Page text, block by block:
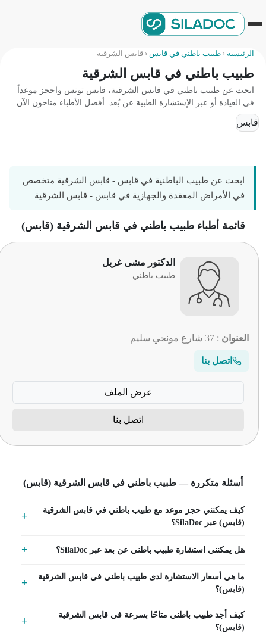
الرئيسية‹طبيب باطني في قابس‹قابس الشرقية
طبيب باطني في قابس الشرقية
ابحث عن طبيب باطني في قابس الشرقية، قابس تونس واحجز موعداً
في العيادة أو عبر الإستشارة الطبية عن بُعد. أفضل الأطباء متاحون الآن
قابس
ابحث عن طبيب الباطنية في قابس - قابس الشرقية متخصص
في الأمراض المعقدة والجهازية في قابس - قابس الشرقية
قائمة أطباء طبيب باطني في قابس الشرقية (قابس)
الدكتور مشى غربل
طبيب باطني
العنوان : 37 شارع مونجي سليم
اتصل بنا
عرض الملف
اتصل بنا
أسئلة متكررة — طبيب باطني في قابس الشرقية (قابس)
كيف يمكنني حجز موعد مع طبيب باطني في قابس الشرقية
(قابس) عبر SilaDoc؟
هل يمكنني استشارة طبيب باطني عن بعد عبر SilaDoc؟
ما هي أسعار الاستشارة لدى طبيب باطني في قابس الشرقية
(قابس)؟
كيف أجد طبيب باطني متاحًا بسرعة في قابس الشرقية
(قابس)؟